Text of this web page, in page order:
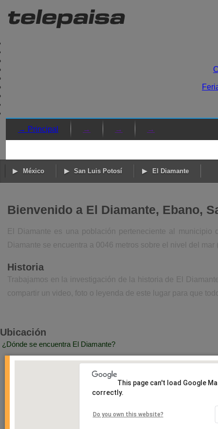
→ Principal → → →
México San Luis Potosí El Diamante
Bienvenido a El Diamante, Ebano,
El Diamante es una población perteneciente al
Diamante se encuentra a 0046 metros sobre el nivel del mar
Historia
Trabajamos en la investigación de la historia de El
compartir un video, foto o leyenda de este lugar para que
Ubicación
¿Dónde se encuentra El Diamante?
This page can't load Google
correctly.
Do you own this website?